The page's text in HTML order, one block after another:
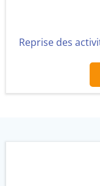
Reprise des